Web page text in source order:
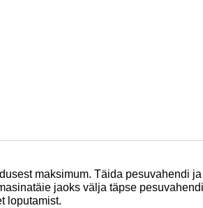
maksimum. Täida pesuvahendi
jaoks välja täpse
loputamist.